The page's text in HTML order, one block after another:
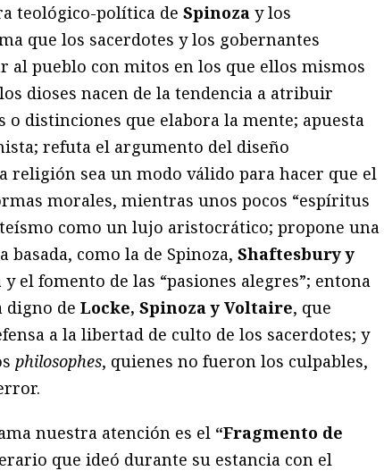
teológico-política de Spinoza y los
que los sacerdotes y los gobernantes
al pueblo con mitos en los que ellos mismos
dioses nacen de la tendencia a atribuir
o distinciones que elabora la mente; apuesta
refuta el argumento del diseño
religión sea un modo válido para hacer que el
morales, mientras unos pocos “espíritus
como un lujo aristocrático; propone una
como la de Spinoza, Shaftesbury y
el fomento de las “pasiones alegres”; entona
digno de Locke, Spinoza y Voltaire, que
a la libertad de culto de los sacerdotes; y
philosophes, quienes no fueron los culpables,
nuestra atención es el “Fragmento de
que ideó durante su estancia con el